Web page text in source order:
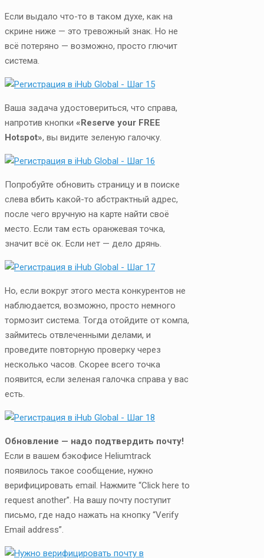
Если выдало что-то в таком духе, как на
скрине ниже — это тревожный знак. Но не
всё потеряно — возможно, просто глючит
система.
Ваша задача удостовериться, что справа,
напротив кнопки «Reserve your FREE
Hotspot», вы видите зеленую галочку.
Попробуйте обновить страницу и в поиске
слева вбить какой-то абстрактный адрес,
после чего вручную на карте найти своё
место. Если там есть оранжевая точка,
значит всё ок. Если нет — дело дрянь.
Но, если вокруг этого места конкурентов не
наблюдается, возможно, просто немного
тормозит система. Тогда отойдите от компа,
займитесь отвлеченными делами, и
проведите повторную проверку через
несколько часов. Скорее всего точка
появится, если зеленая галочка справа у вас
есть.
Обновление — надо подтвердить почту!
Если в вашем бэкофисе Heliumtrack
появилось такое сообщение, нужно
верифицировать email. Нажмите “Click here to
request another”. На вашу почту поступит
письмо, где надо нажать на кнопку “Verify
Email address”.